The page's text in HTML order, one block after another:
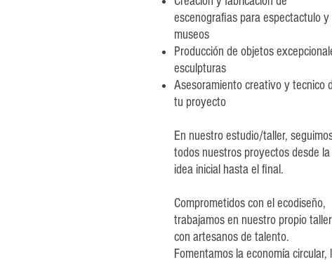
escenografias para espectactulo y
museos
Producción de objetos
esculpturas
Asesoramiento creativo y tecnico
tu proyecto
En nuestro estudio/taller,
todos nuestros proyectos desde la
idea inicial hasta el final.
Comprometidos con el ecodiseño,
trabajamos en nuestro propio
con artesanos de talento.
Fomentamos la economía circular,